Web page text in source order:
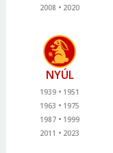
2008
2020
NYÚL
1939
1951
1963
1975
1987
1999
2011
2023